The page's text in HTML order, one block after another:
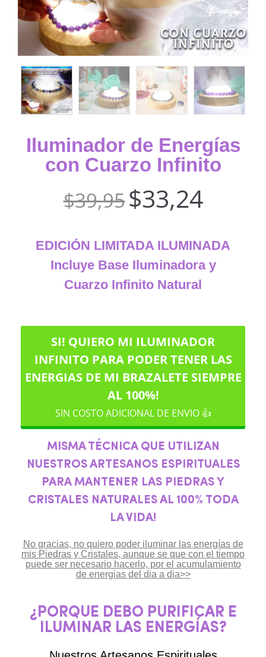
Iluminador de Energías
con Cuarzo Infinito
$39,95$33,24
EDICIÓN LIMITADA ILUMINADA
Incluye Base Iluminadora y
Cuarzo Infinito Natural
SI! QUIERO MI ILUMINADOR
INFINITO PARA PODER TENER LAS
ENERGIAS DE MI BRAZALETE SIEMPRE
AL 100%!
SIN COSTO ADICIONAL DE ENVIO 👍
MISMA TÉCNICA QUE UTILIZAN
NUESTROS ARTESANOS ESPIRITUALES
PARA MANTENER LAS PIEDRAS Y
CRISTALES NATURALES AL 100% TODA
LA VIDA!
No gracias, no quiero poder iluminar las energías de
mis Piedras y Cristales, aunque se que con el tiempo
puede ser necesario hacerlo, por el acumulamiento
de energias del dia a dia>>
¿PORQUE DEBO PURIFICAR E
ILUMINAR LAS ENERGÍAS?